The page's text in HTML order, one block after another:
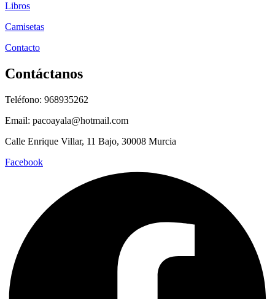
Libros
Camisetas
Contacto
Contáctanos
Teléfono: 968935262
Email: pacoayala@hotmail.com
Calle Enrique Villar, 11 Bajo, 30008 Murcia
Facebook